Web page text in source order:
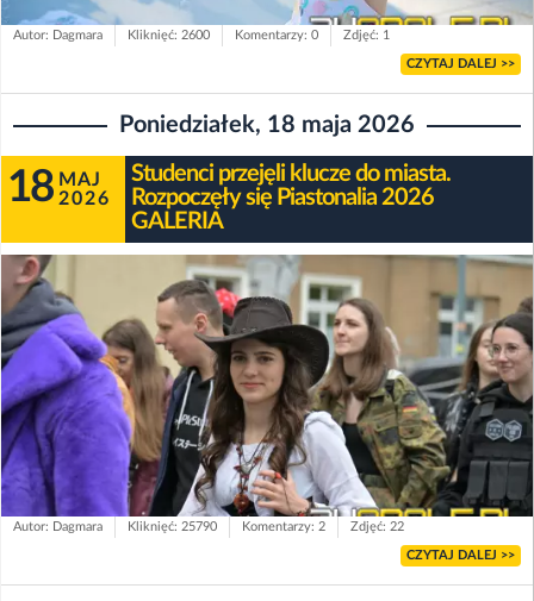
Autor: Dagmara Kliknięć: 2600 Komentarzy: 0 Zdjęć: 1
CZYTAJ DALEJ >>
Poniedziałek, 18 maja 2026
18 MAJ
2026
Studenci przejęli klucze do miasta.
Rozpoczęły się Piastonalia 2026
GALERIA
Autor: Dagmara Kliknięć: 25790 Komentarzy: 2 Zdjęć: 22
CZYTAJ DALEJ >>